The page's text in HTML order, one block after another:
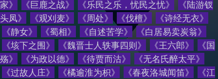
家》 《巨鹿之战》 《乐民之乐，忧民之忧》 《陆游钗
头凤》 《观刈麦》 《周处》 《伐檀》 《诗经无衣》
《静女》 《蜀相》 《自述苦学》 《白居易卖炭翁》
《垓下之围》 《魏晋士人轶事四则》 《王六郎》 《国
殇》 《为政以德》 《待贾而沽》 《无名氏醉太平》
《过故人庄》 《橘逾淮为枳》 《春夜洛城闻笛》 《江